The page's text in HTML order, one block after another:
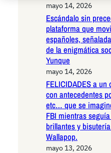
mayo 14, 2026
Escándalo sin
plataforma que
españoles,
de la enigmática
Yunque
mayo 14, 2026
FELICIDADES a
con antecedentes
etc… que se
FBI mientras
brillantes y
Wallapop.
mayo 13, 2026